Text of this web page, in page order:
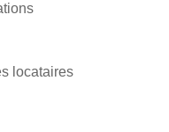
locataires